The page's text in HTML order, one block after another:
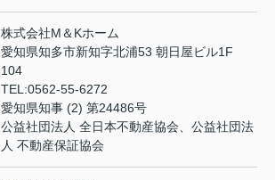
株式会社M＆Kホーム
愛知県知多市新知字北浦53 朝日屋ビル1F
104
TEL:0562-55-6272
愛知県知事 (2) 第24486号
公益社団法人 全日本不動産協会、公益社団法
人 不動産保証協会